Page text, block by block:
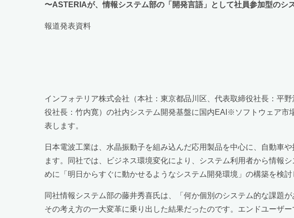
〜ASTERIAが、情報システム部の「開発言語」として社員参加型のシ
報道発表資料
インフォテリア株式会社（本社：東京都品川区、代表取締役社長：平
役社長：竹内寛）の社内システム開発基盤に国内EAI※ソフトウェア
表します。
日本電波工業は、水晶振動子を組み込んだ応用製品を中心に、自動車
ます。同社では、ビジネス環境変化により、システム利用者から情報
めに「明日からすぐに動かせるようなシステム開発環境」の構築を検
同社情報システム部の藤井秀喜氏は、「何か個別のシステム的な課題
その考え方の一大変革に乗り出した結果だったのです。エンドユーザ